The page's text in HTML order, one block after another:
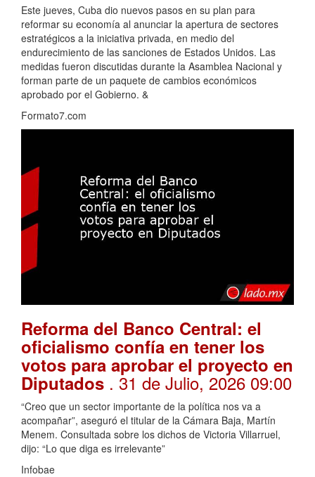
Este jueves, Cuba dio nuevos pasos en su plan para
reformar su economía al anunciar la apertura de sectores
estratégicos a la iniciativa privada, en medio del
endurecimiento de las sanciones de Estados Unidos. Las
medidas fueron discutidas durante la Asamblea Nacional y
forman parte de un paquete de cambios económicos
aprobado por el Gobierno. &
Formato7.com
Reforma del Banco Central: el
oficialismo confía en tener los
votos para aprobar el proyecto en
Diputados . 31 de Julio, 2026 09:00
“Creo que un sector importante de la política nos va a
acompañar”, aseguró el titular de la Cámara Baja, Martín
Menem. Consultada sobre los dichos de Victoria Villarruel,
dijo: “Lo que diga es irrelevante”
Infobae